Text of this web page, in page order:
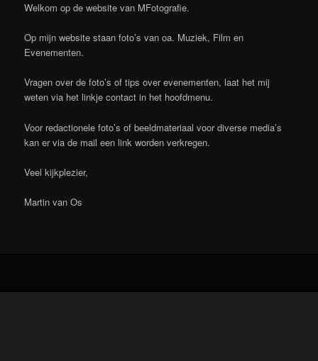
Welkom op de website van MFotografie.
Op mijn website staan foto’s van oa. Muziek, Film en
Evenementen.
Vragen over de foto’s of tips over evenementen, laat het mij
weten via het linkje contact in het hoofdmenu.
Voor redactionele foto’s of beeldmateriaal voor diverse media’s
kan er via de mail een link worden verkregen.
Veel kijkplezier,
Martin van Os